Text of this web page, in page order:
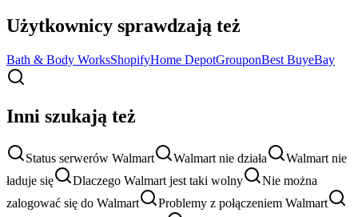
Użytkownicy sprawdzają też
Bath & Body WorksShopifyHome DepotGrouponBest BuyeBay
Inni szukają też
Status serwerów Walmart Walmart nie działa
Walmart nie
ładuje się
Dlaczego Walmart jest taki wolny
Nie można
zalogować się do Walmart
Problemy z połączeniem Walmart